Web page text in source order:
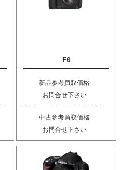
F6
新品参考買取価格
お問合せ下さい
中古参考買取価格
お問合せ下さい